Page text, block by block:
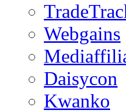
Webgains
Daisycon
Kwanko